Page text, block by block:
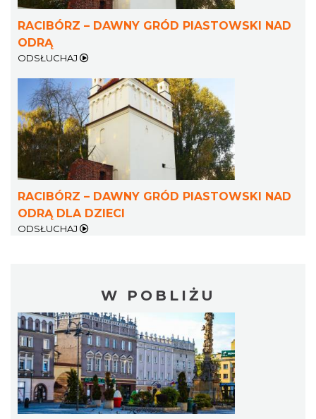
RACIBÓRZ – DAWNY GRÓD PIASTOWSKI NAD
ODRĄ
ODSŁUCHAJ
RACIBÓRZ – DAWNY GRÓD PIASTOWSKI NAD
ODRĄ DLA DZIECI
ODSŁUCHAJ
W POBLIŻU